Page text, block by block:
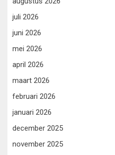
juli 2026
juni 2026
mei 2026
april 2026
maart 2026
februari 2026
januari 2026
december 2025
november 2025